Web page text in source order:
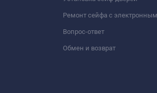
Ремонт сейфа с
Вопрос-ответ
Обмен и возврат